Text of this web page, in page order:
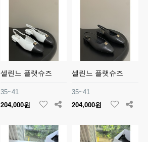
셀린느 플랫슈즈
35~41
204,000원
셀린느 플랫슈즈
35~41
204,000원